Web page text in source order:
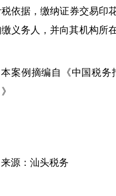
依据，缴纳证券交易印
义务人，并向其机构所
本案例摘编自《中国税务
来源：汕头税务